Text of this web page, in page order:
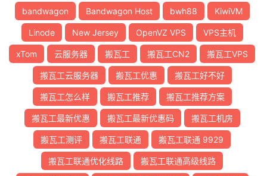
bandwagon Bandwagon Host bwh88 KiwiVM
Linode New Jersey OpenVZ VPS VPS主机
xTom 云服务器 搬瓦工 搬瓦工CN2 搬瓦工VPS
搬瓦工云服务器 搬瓦工优惠 搬瓦工好不好
搬瓦工怎么样 搬瓦工推荐 搬瓦工推荐方案
搬瓦工最新优惠 搬瓦工最新优惠码 搬瓦工机房
搬瓦工测评 搬瓦工联通 搬瓦工联通 9929
搬瓦工联通优化线路 搬瓦工联通高级线路